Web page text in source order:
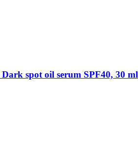
spot oil serum SPF40, 30 ml